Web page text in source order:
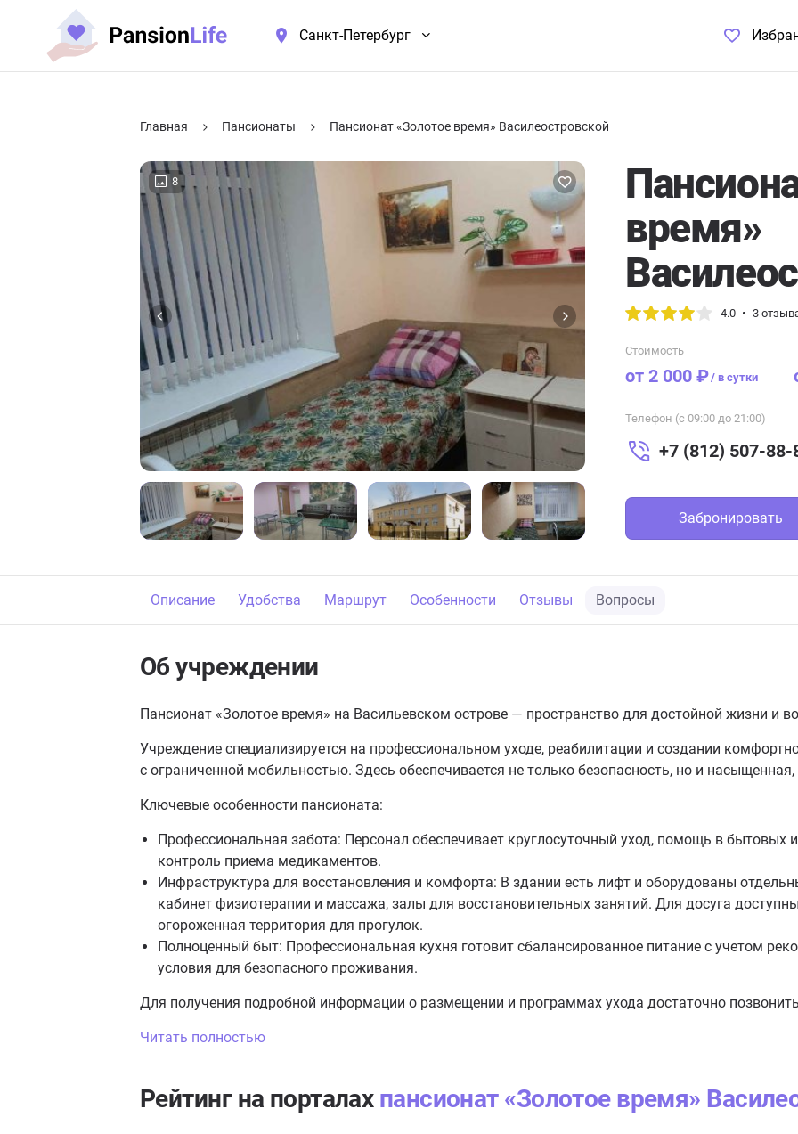
Санкт-Петербург
Главная Пансионаты Пансионат «Золотое время» Василеостровской
8
время»
4.0 3
Стоимость
от 2 000 ₽/ в сутки
Телефон (с 09:00 до 21:00)
+7 (812) 507-88-
Забронировать
Описание Удобства Маршрут Особенности Отзывы Вопросы
Об учреждении
Пансионат «Золотое время» на Васильевском острове — пространство для достойной жизни и
Учреждение специализируется на профессиональном уходе, реабилитации и создании
с ограниченной мобильностью. Здесь обеспечивается не только безопасность, но и
Ключевые особенности пансионата:
Профессиональная забота: Персонал обеспечивает круглосуточный уход, помощь в бытовых
контроль приема медикаментов.
Инфраструктура для восстановления и комфорта: В здании есть лифт и оборудованы
кабинет физиотерапии и массажа, залы для восстановительных занятий. Для досуга
огороженная территория для прогулок.
Полноценный быт: Профессиональная кухня готовит сбалансированное питание с учетом
условия для безопасного проживания.
Для получения подробной информации о размещении и программах ухода достаточно
Читать полностью
Рейтинг на порталах пансионат «Золотое время»